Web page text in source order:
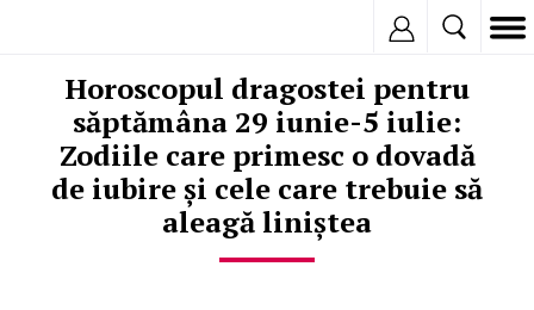
Horoscopul dragostei pentru
săptămâna 29 iunie-5 iulie:
Zodiile care primesc o dovadă
de iubire și cele care trebuie să
aleagă liniștea